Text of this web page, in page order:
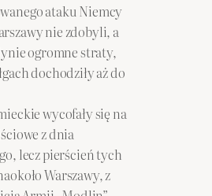
ataku Niemcy
nie zdobyli, a
ogromne straty,
dochodziły aż do
wycofały się na
z dnia
lecz pierścień tych
Warszawy, z